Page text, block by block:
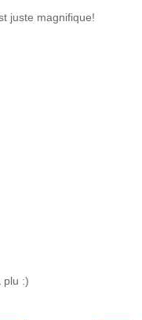
juste magnifique!
plu :)